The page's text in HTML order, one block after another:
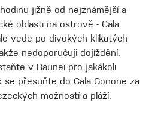
jižně od nejznámější a
oblasti na ostrově - Cala
vede po divokých klikatých
nedoporučuji dojíždění.
v Baunei pro jakákoli
se přesuňte do Cala Gonone za
možností a pláží.